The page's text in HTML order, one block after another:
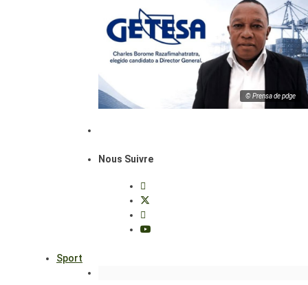
© Prensa de pdge
Nous Suivre
Sport